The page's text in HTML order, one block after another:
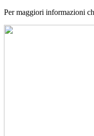
Per maggiori informazioni